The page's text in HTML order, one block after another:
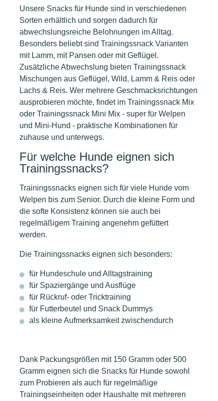
Unsere Snacks für Hunde sind in verschiedenen
Sorten erhältlich und sorgen dadurch für
abwechslungsreiche Belohnungen im Alltag.
Besonders beliebt sind Trainingssnack Varianten
mit Lamm, mit Pansen oder mit Geflügel.
Zusätzliche Abwechslung bieten Trainingssnack
Mischungen aus Geflügel, Wild, Lamm & Reis oder
Lachs & Reis. Wer mehrere Geschmacksrichtungen
ausprobieren möchte, findet im Trainingssnack Mix
oder Trainingssnack Mini Mix - super für Welpen
und Mini-Hund - praktische Kombinationen für
zuhause und unterwegs.
Für welche Hunde eignen sich
Trainingssnacks?
Trainingssnacks eignen sich für viele Hunde vom
Welpen bis zum Senior. Durch die kleine Form und
die softe Konsistenz können sie auch bei
regelmäßigem Training angenehm gefüttert
werden.
Die Trainingssnacks eignen sich besonders:
für Hundeschule und Alltagstraining
für Spaziergänge und Ausflüge
für Rückruf- oder Tricktraining
für Futterbeutel und Snack Dummys
als kleine Aufmerksamkeit zwischendurch
Dank Packungsgrößen mit 150 Gramm oder 500
Gramm eignen sich die Snacks für Hunde sowohl
zum Probieren als auch für regelmäßige
Trainingseinheiten oder Haushalte mit mehreren